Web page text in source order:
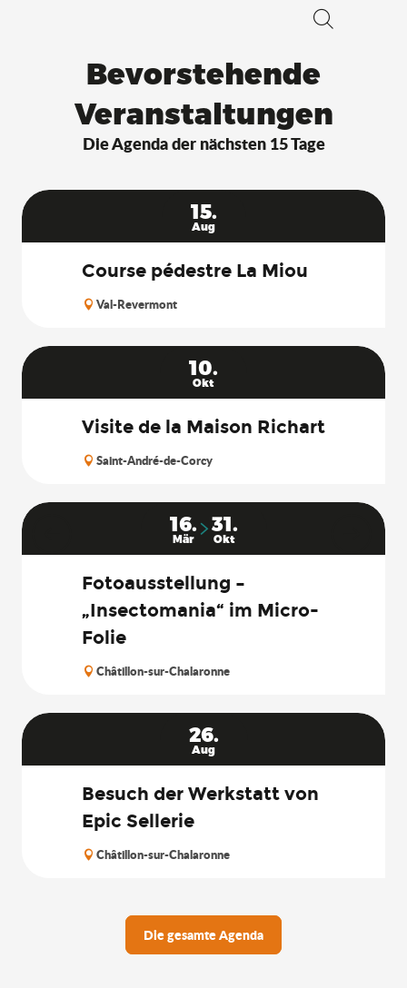
Bevorstehende
Veranstaltungen
Die Agenda der nächsten 15 Tage
15.
Aug
Course pédestre La Miou
Val-Revermont
10.
Okt
Visite de la Maison Richart
Saint-André-de-Corcy
16.
Mär
31.
Okt
Fotoausstellung –
„Insectomania“ im Micro-
Folie
Châtillon-sur-Chalaronne
26.
Aug
Besuch der Werkstatt von
Epic Sellerie
Châtillon-sur-Chalaronne
Die gesamte Agenda